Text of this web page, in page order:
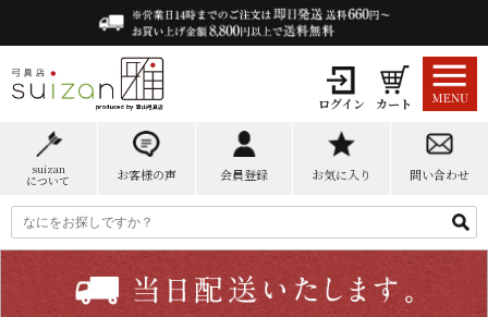
ログイン カート
suizan
について お客様の声 会員登録 お気に入り 問い合わせ